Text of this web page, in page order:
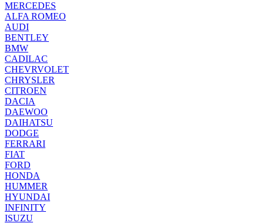
MERCEDES
ALFA ROMEO
AUDI
BENTLEY
BMW
CADILAC
CHEVRVOLET
CHRYSLER
CITROEN
DACIA
DAEWOO
DAIHATSU
DODGE
FERRARI
FIAT
FORD
HONDA
HUMMER
HYUNDAI
INFINITY
ISUZU